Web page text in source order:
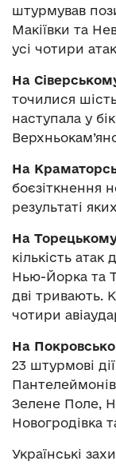
штурмував
Макіївки та
усі чотири
На
точилися
наступала у
На
боєзіткнення
результаті
На
кількість атак
Нью-Йорка та
дві тривають.
чотири
На
23 штурмові
Зелене Поле,
Новогродівка
Українські